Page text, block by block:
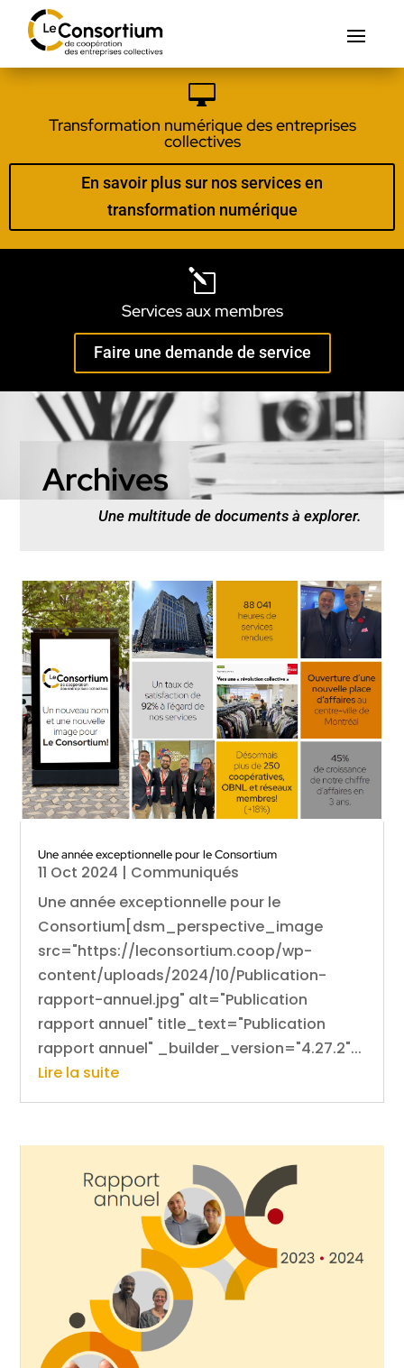

Transformation numérique des entreprises
collectives
En savoir plus sur nos services en
transformation numérique
l
Services aux membres
Faire une demande de service
Archives
Une multitude de documents à explorer.
Une année exceptionnelle pour le Consortium
11 Oct 2024 | Communiqués
Une année exceptionnelle pour le
Consortium[dsm_perspective_image
src="https://leconsortium.coop/wp-
content/uploads/2024/10/Publication-
rapport-annuel.jpg" alt="Publication
rapport annuel" title_text="Publication
rapport annuel" _builder_version="4.27.2"...
Lire la suite